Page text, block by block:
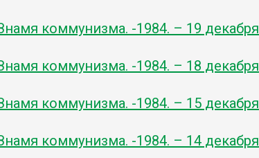
коммунизма. -1984. – 19 декабря
коммунизма. -1984. – 18 декабря
коммунизма. -1984. – 15 декабря
коммунизма. -1984. – 14 декабря